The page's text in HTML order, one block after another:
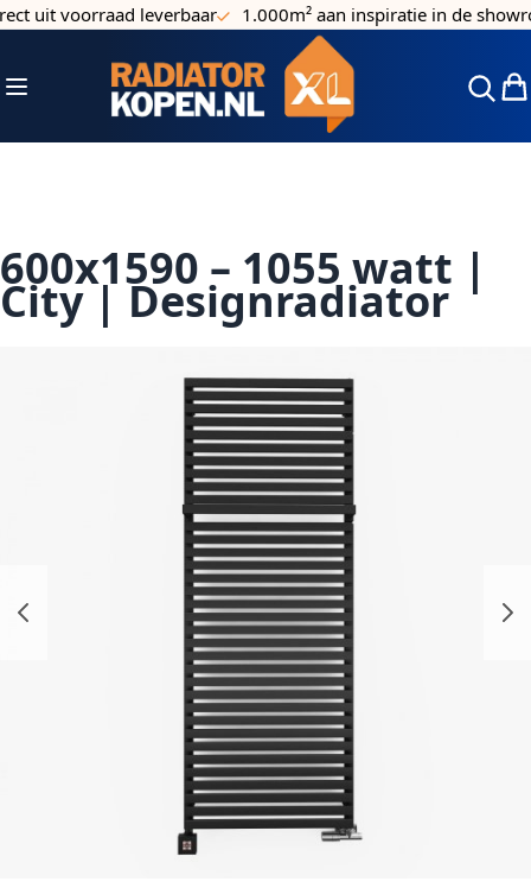
Ga naar de inhoud
uit voorraad leverbaar 1.000m² aan inspiratie in de
Toggle Nav
600x1590 – 1055 watt |
City | Designradiator